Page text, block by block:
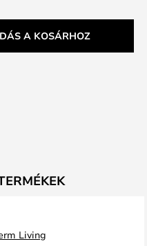
A KOSÁRHOZ
Living